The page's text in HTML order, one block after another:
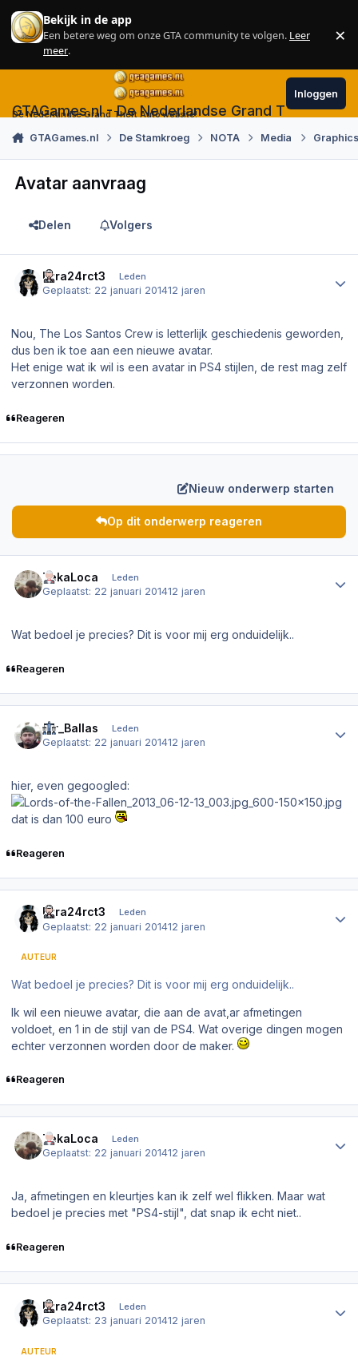
Skip to content
Bekijk in de app
Een betere weg om onze GTA community te volgen. Leer
meer.
×
GTAGames.nl - De Nederlandse Grand Theft Auto
De Nederlandse Grand Theft Auto website!
Inloggen
GTAGames.nl De Stamkroeg NOTA Media
Avatar aanvraag
Delen Volgers
Ezra24rct3 Leden
Geplaatst: 22 januari 201412 jaren
Nou, The Los Santos Crew is letterlijk geschiedenis geworden,
dus ben ik toe aan een nieuwe avatar.
Het enige wat ik wil is een avatar in PS4 stijlen, de rest mag zelf
verzonnen worden.
Reageren
Nieuw onderwerp starten
Op dit onderwerp reageren
TekaLoca Leden
Geplaatst: 22 januari 201412 jaren
Wat bedoel je precies? Dit is voor mij erg onduidelijk..
Reageren
Sir_Ballas Leden
Geplaatst: 22 januari 201412 jaren
hier, even gegoogled:
dat is dan 100 euro
Reageren
Ezra24rct3 Leden
Geplaatst: 22 januari 201412 jaren
AUTEUR
Wat bedoel je precies? Dit is voor mij erg onduidelijk..
Ik wil een nieuwe avatar, die aan de avat,ar afmetingen
voldoet, en 1 in de stijl van de PS4. Wat overige dingen mogen
echter verzonnen worden door de maker.
Reageren
TekaLoca Leden
Geplaatst: 22 januari 201412 jaren
Ja, afmetingen en kleurtjes kan ik zelf wel flikken. Maar wat
bedoel je precies met "PS4-stijl", dat snap ik echt niet..
Reageren
Ezra24rct3 Leden
Geplaatst: 23 januari 201412 jaren
AUTEUR